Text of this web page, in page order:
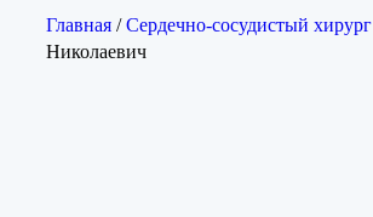
Главная /Сердечно-сосудистый хирург
Николаевич